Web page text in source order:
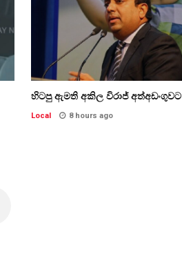
හිටපු ඇමති අකිල විරාජ් අත්අඩංගුවට
Local 8 hours ago